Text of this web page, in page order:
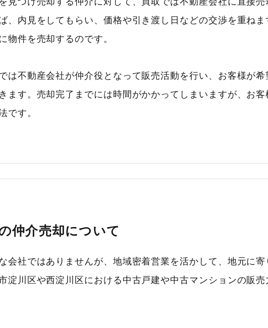
、内見をしてもらい、価格や引き渡し日などの交渉を重ね
物件を売却するのです。
は不動産会社が仲介役となって販売活動を行い、お客様が希
ます。売却完了までには時間がかかってしまいますが、お
です。
仲介売却について
会社ではありませんが、地域密着営業を活かして、地元に
淀川区や西淀川区における中古戸建や中古マンションの販